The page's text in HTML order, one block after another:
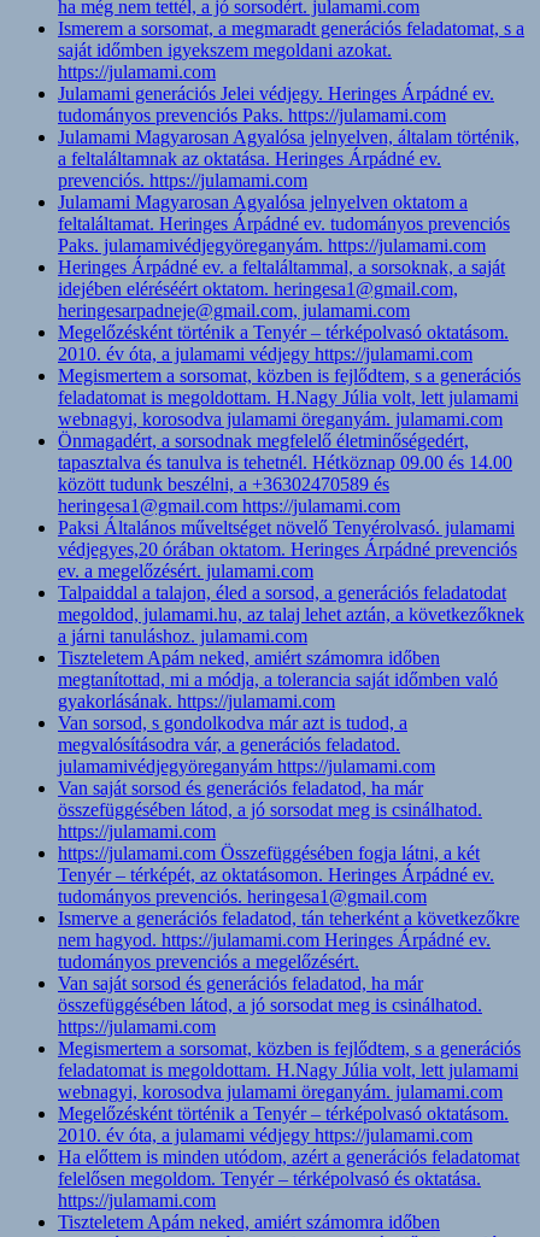
ha még nem tettél, a jó sorsodért. julamami.com
Ismerem a sorsomat, a megmaradt generációs feladatomat, s a
saját időmben igyekszem megoldani azokat.
https://julamami.com
Julamami generációs Jelei védjegy. Heringes Árpádné ev.
tudományos prevenciós Paks. https://julamami.com
Julamami Magyarosan Agyalósa jelnyelven, általam történik,
a feltaláltamnak az oktatása. Heringes Árpádné ev.
prevenciós. https://julamami.com
Julamami Magyarosan Agyalósa jelnyelven oktatom a
feltaláltamat. Heringes Árpádné ev. tudományos prevenciós
Paks. julamamivédjegyöreganyám. https://julamami.com
Heringes Árpádné ev. a feltaláltammal, a sorsoknak, a saját
idejében eléréséért oktatom. heringesa1@gmail.com,
heringesarpadneje@gmail.com, julamami.com
Megelőzésként történik a Tenyér – térképolvasó oktatásom.
2010. év óta, a julamami védjegy https://julamami.com
Megismertem a sorsomat, közben is fejlődtem, s a generációs
feladatomat is megoldottam. H.Nagy Júlia volt, lett julamami
webnagyi, korosodva julamami öreganyám. julamami.com
Önmagadért, a sorsodnak megfelelő életminőségedért,
tapasztalva és tanulva is tehetnél. Hétköznap 09.00 és 14.00
között tudunk beszélni, a +36302470589 és
heringesa1@gmail.com https://julamami.com
Paksi Általános műveltséget növelő Tenyérolvasó. julamami
védjegyes,20 órában oktatom. Heringes Árpádné prevenciós
ev. a megelőzésért. julamami.com
Talpaiddal a talajon, éled a sorsod, a generációs feladatodat
megoldod, julamami.hu, az talaj lehet aztán, a következőknek
a járni tanuláshoz. julamami.com
Tiszteletem Apám neked, amiért számomra időben
megtanítottad, mi a módja, a tolerancia saját időmben való
gyakorlásának. https://julamami.com
Van sorsod, s gondolkodva már azt is tudod, a
megvalósításodra vár, a generációs feladatod.
julamamivédjegyöreganyám https://julamami.com
Van saját sorsod és generációs feladatod, ha már
összefüggésében látod, a jó sorsodat meg is csinálhatod.
https://julamami.com
https://julamami.com Összefüggésében fogja látni, a két
Tenyér – térképét, az oktatásomon. Heringes Árpádné ev.
tudományos prevenciós. heringesa1@gmail.com
Ismerve a generációs feladatod, tán teherként a következőkre
nem hagyod. https://julamami.com Heringes Árpádné ev.
tudományos prevenciós a megelőzésért.
Van saját sorsod és generációs feladatod, ha már
összefüggésében látod, a jó sorsodat meg is csinálhatod.
https://julamami.com
Megismertem a sorsomat, közben is fejlődtem, s a generációs
feladatomat is megoldottam. H.Nagy Júlia volt, lett julamami
webnagyi, korosodva julamami öreganyám. julamami.com
Megelőzésként történik a Tenyér – térképolvasó oktatásom.
2010. év óta, a julamami védjegy https://julamami.com
Ha előttem is minden utódom, azért a generációs feladatomat
felelősen megoldom. Tenyér – térképolvasó és oktatása.
https://julamami.com
Tiszteletem Apám neked, amiért számomra időben